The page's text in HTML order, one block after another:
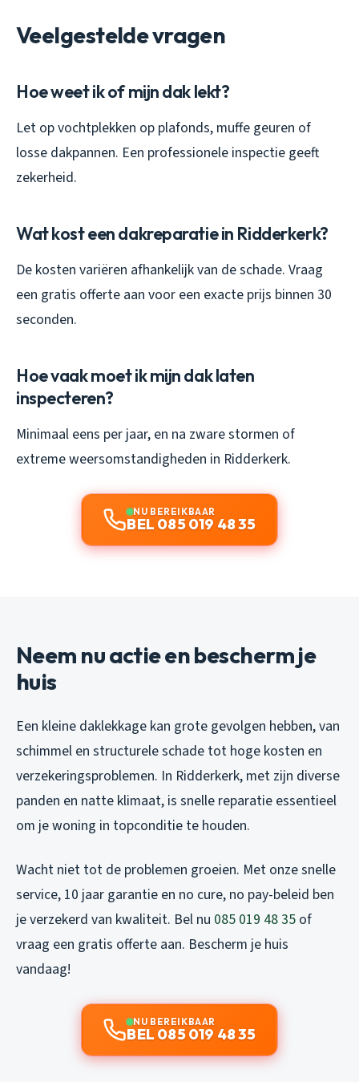
Veelgestelde vragen
Hoe weet ik of mijn dak lekt?
Let op vochtplekken op plafonds, muffe geuren of
losse dakpannen. Een professionele inspectie geeft
zekerheid.
Wat kost een dakreparatie in Ridderkerk?
De kosten variëren afhankelijk van de schade. Vraag
een gratis offerte aan voor een exacte prijs binnen 30
seconden.
Hoe vaak moet ik mijn dak laten
inspecteren?
Minimaal eens per jaar, en na zware stormen of
extreme weersomstandigheden in Ridderkerk.
NU BEREIKBAAR
BEL 085 019 48 35
Neem nu actie en bescherm je
huis
Een kleine daklekkage kan grote gevolgen hebben, van
schimmel en structurele schade tot hoge kosten en
verzekeringsproblemen. In Ridderkerk, met zijn diverse
panden en natte klimaat, is snelle reparatie essentieel
om je woning in topconditie te houden.
Wacht niet tot de problemen groeien. Met onze snelle
service, 10 jaar garantie en no cure, no pay-beleid ben
je verzekerd van kwaliteit. Bel nu 085 019 48 35 of
vraag een gratis offerte aan. Bescherm je huis
vandaag!
NU BEREIKBAAR
BEL 085 019 48 35